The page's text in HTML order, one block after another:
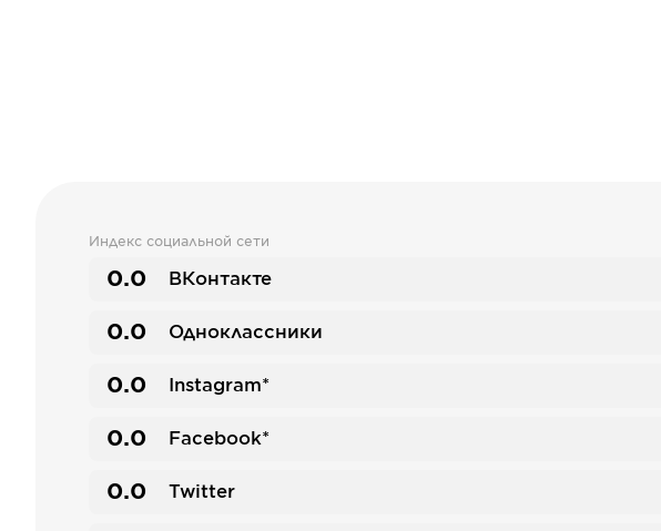
Индекс социальной сети
0.0 ВКонтакте
0.0 Одноклассники
0.0 Instagram*
0.0 Facebook*
0.0 Twitter